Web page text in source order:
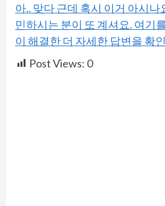
아.. 맞다 근데 혹시 이거 아시나
민하시는 분이 또 계셔요. 여기
이 해결한 더 자세한 답변을 확
Post Views: 0